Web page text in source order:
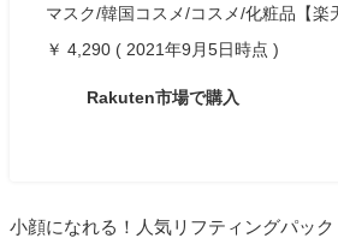
マスク/韓国コスメ/コスメ/化粧品【楽
￥ 4,290 ( 2021年9月5日時点 )
Rakuten市場で購入
小顔になれる！人気リフティングパッ